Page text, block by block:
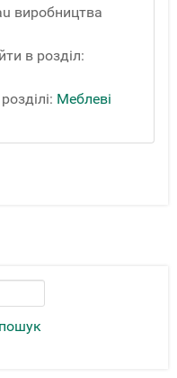
виробництва
в розділ:
Меблеві